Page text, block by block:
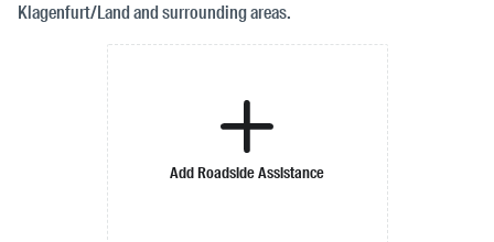
Klagenfurt/Land and surrounding areas.
Add Roadside Assistance